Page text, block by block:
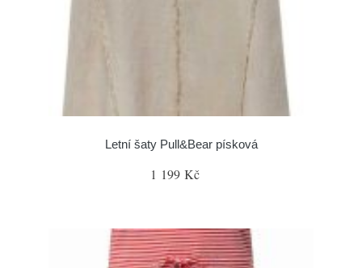
Letní šaty Pull&Bear písková
1 199 Kč